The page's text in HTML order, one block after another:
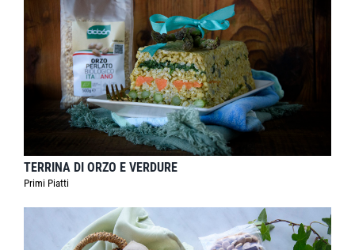
TERRINA DI ORZO E VERDURE
Primi Piatti